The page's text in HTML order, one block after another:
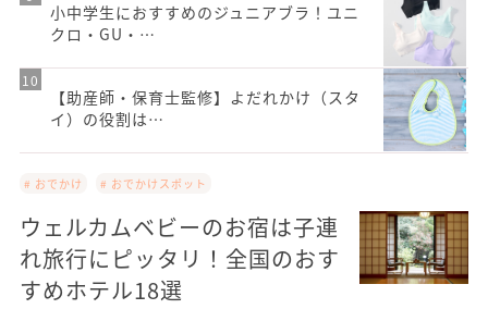
小中学生におすすめのジュニアブラ！ユニ
クロ・GU・…
【助産師・保育士監修】よだれかけ（スタ
イ）の役割は…
# おでかけ # おでかけスポット
ウェルカムベビーのお宿は子連
れ旅行にピッタリ！全国のおす
すめホテル18選